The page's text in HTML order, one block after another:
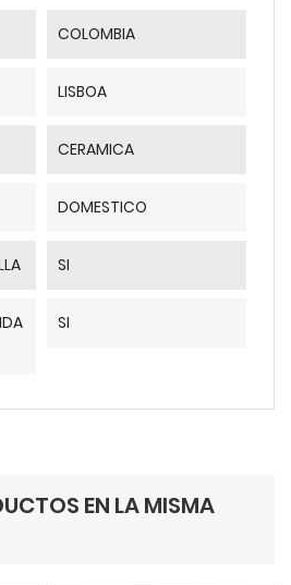
COLOMBIA
LISBOA
CERAMICA
DOMESTICO
SI
SI
EN LA MISMA